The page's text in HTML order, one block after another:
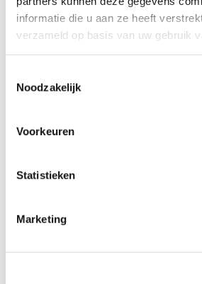
informatie die u aan ze heeft
verzameld op basis van uw gebruik
Noodzakelijk
Voorkeuren
Statistieken
Marketing
35